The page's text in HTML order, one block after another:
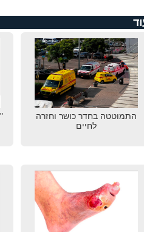
התמוטטה בחדר כושר וחזרה
לחיים